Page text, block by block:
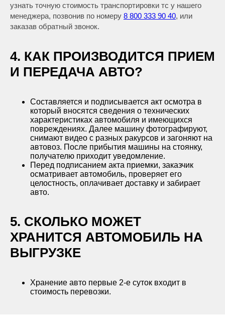
узнать точную стоимость транспортировки тс у нашего
менеджера, позвонив по номеру 8 800 333 90 40, или
заказав обратный звонок.
4. КАК ПРОИЗВОДИТСЯ ПРИЕМ
И ПЕРЕДАЧА АВТО?
Составляется и подписывается акт осмотра в
который вносятся сведения о технических
характеристиках автомобиля и имеющихся
повреждениях. Далее машину фотографируют,
снимают видео с разных ракурсов и загоняют на
автовоз. После прибытия машины на стоянку,
получателю приходит уведомление.
Перед подписанием акта приемки, заказчик
осматривает автомобиль, проверяет его
целостность, оплачивает доставку и забирает
авто.
5. СКОЛЬКО МОЖЕТ
ХРАНИТСЯ АВТОМОБИЛЬ НА
ВЫГРУЗКЕ
Хранение авто первые 2-е суток входит в
стоимость перевозки.